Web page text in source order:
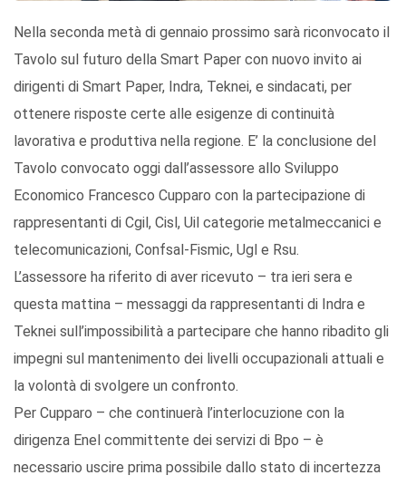
Nella seconda metà di gennaio prossimo sarà riconvocato il
Tavolo sul futuro della Smart Paper con nuovo invito ai
dirigenti di Smart Paper, Indra, Teknei, e sindacati, per
ottenere risposte certe alle esigenze di continuità
lavorativa e produttiva nella regione. E’ la conclusione del
Tavolo convocato oggi dall’assessore allo Sviluppo
Economico Francesco Cupparo con la partecipazione di
rappresentanti di Cgil, Cisl, Uil categorie metalmeccanici e
telecomunicazioni, Confsal-Fismic, Ugl e Rsu.
L’assessore ha riferito di aver ricevuto – tra ieri sera e
questa mattina – messaggi da rappresentanti di Indra e
Teknei sull’impossibilità a partecipare che hanno ribadito gli
impegni sul mantenimento dei livelli occupazionali attuali e
la volontà di svolgere un confronto.
Per Cupparo – che continuerà l’interlocuzione con la
dirigenza Enel committente dei servizi di Bpo – è
necessario uscire prima possibile dallo stato di incertezza